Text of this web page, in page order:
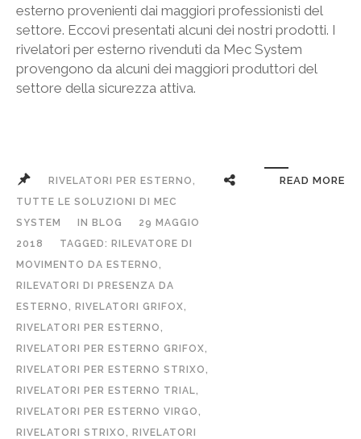
esterno provenienti dai maggiori professionisti del
settore. Eccovi presentati alcuni dei nostri prodotti. I
rivelatori per esterno rivenduti da Mec System
provengono da alcuni dei maggiori produttori del
settore della sicurezza attiva.
RIVELATORI PER ESTERNO,
TUTTE LE SOLUZIONI DI MEC
SYSTEM
IN BLOG
29 MAGGIO
2018
TAGGED: RILEVATORE DI
MOVIMENTO DA ESTERNO,
RILEVATORI DI PRESENZA DA
ESTERNO, RIVELATORI GRIFOX,
RIVELATORI PER ESTERNO,
RIVELATORI PER ESTERNO GRIFOX,
RIVELATORI PER ESTERNO STRIXO,
RIVELATORI PER ESTERNO TRIAL,
RIVELATORI PER ESTERNO VIRGO,
RIVELATORI STRIXO, RIVELATORI
READ MORE